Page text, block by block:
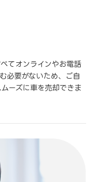
てオンラインやお電話
必要がないため、ご自
ーズに車を売却できま